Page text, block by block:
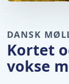
DANSK
Kortet
vokse